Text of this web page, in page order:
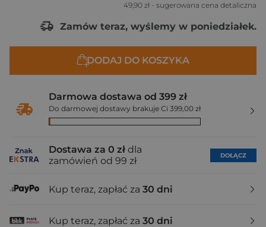
49,90 zł - sugerowana cena detaliczna
Zamów teraz, wyślemy w poniedziałek.
DODAJ DO KOSZYKA
Darmowa dostawa od 399 zł
Do darmowej dostawy brakuje Ci 399,00 zł
Dostawa za 0 zł dla
zamówień od 99 zł
DOŁĄCZ
Kup teraz, zapłać za 30 dni
Kup teraz, zapłać za 30 dni